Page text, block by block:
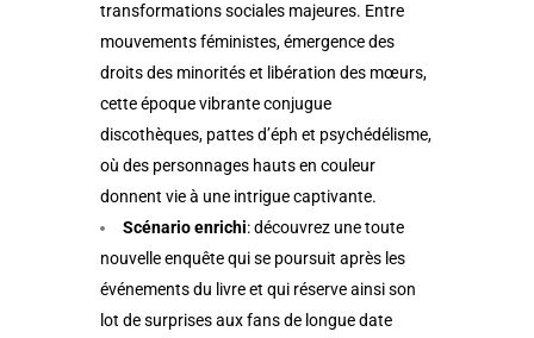
transformations sociales majeures. Entre
mouvements féministes, émergence des
droits des minorités et libération des mœurs,
cette époque vibrante conjugue
discothèques, pattes d’éph et psychédélisme,
où des personnages hauts en couleur
donnent vie à une intrigue captivante.
Scénario enrichi: découvrez une toute
nouvelle enquête qui se poursuit après les
événements du livre et qui réserve ainsi son
lot de surprises aux fans de longue date